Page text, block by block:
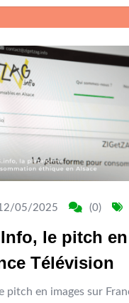
05/2025 (0)
le pitch
Télévision
pitch en images sur